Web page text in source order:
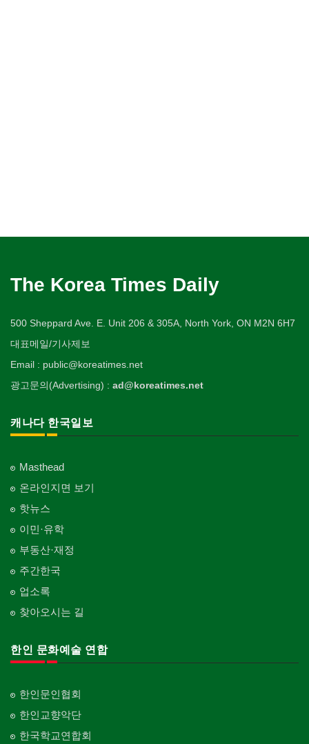
The Korea Times Daily
500 Sheppard Ave. E. Unit 206 & 305A, North York, ON M2N 6H7
대표메일/기사제보
Email : public@koreatimes.net
광고문의(Advertising) : ad@koreatimes.net
캐나다 한국일보
Masthead
온라인지면 보기
핫뉴스
이민·유학
부동산·재정
주간한국
업소록
찾아오시는 길
한인 문화예술 연합
한인문인협회
한인교향악단
한국학교연합회